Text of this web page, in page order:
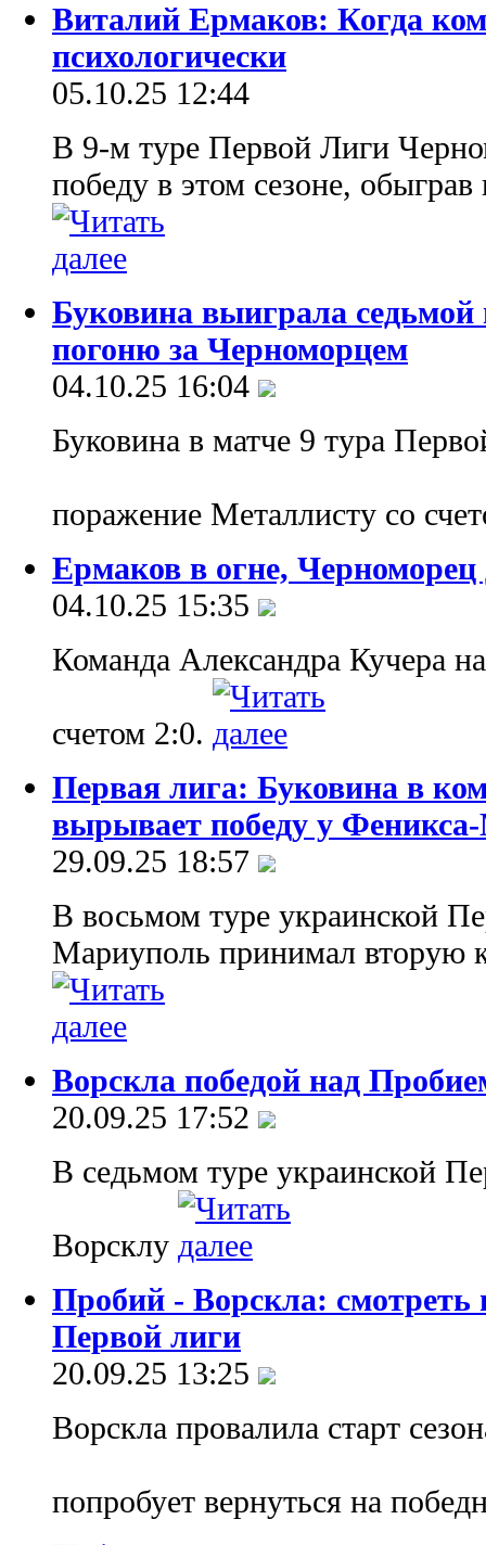
Виталий Ермаков: Когда
психологически
05.10.25 12:44
В 9-м туре Первой Лиги
победу в этом сезоне,
Буковина выиграла
погоню за Черноморцем
04.10.25 16:04
Буковина в матче 9 тура
поражение Металлисту со
Ермаков в огне, Черноморец
04.10.25 15:35
Команда Александра Кучера
счетом 2:0.
Первая лига: Буковина в
вырывает победу у
29.09.25 18:57
В восьмом туре украинской
Мариуполь принимал вторую
Ворскла победой над
20.09.25 17:52
В седьмом туре украинской
Ворсклу
Пробий - Ворскла: смотреть
Первой лиги
20.09.25 13:25
Ворскла провалила старт
попробует вернуться на